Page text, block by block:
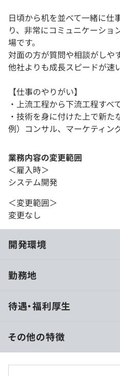
日頃から机を並べて一緒に仕
り、非常にコミュニケーショ
場です。
対面の方が質問や相談がしや
他社よりも成長スピードが速
【仕事のやりがい】
・上流工程から下流工程すべ
・技術を身に付けた上で新た
例）コンサル、マーケティン
業務内容の変更範囲
＜雇入時＞
システム開発
＜変更範囲＞
変更なし
開発環境
組んで、PM／PL指示のもと開
ケーションを取りながら開発
月末にはPJTごとのMTGで、
スクを進めたのか共有・報告
ていきます。
勤務地
待遇・福利厚生
■賃金形態：月給制
■賃金の決定方法：当社規定
その他の特徴